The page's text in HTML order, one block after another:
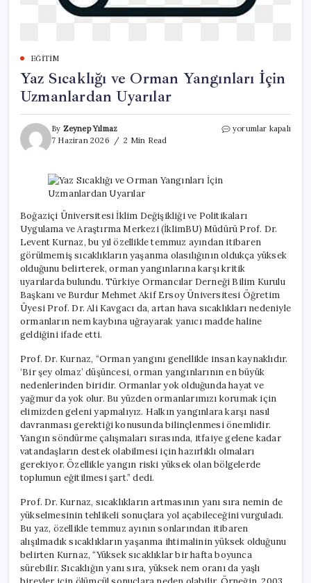
EĞITIM
Yaz Sıcaklığı ve Orman Yangınları İçin
Uzmanlardan Uyarılar
By Zeynep Yılmaz
7 Haziran 2026
2 Min Read
Yaz
Uyarılar
için
yorumlar kapalı
Boğaziçi Üniversitesi İklim Değişikliği ve Politikaları
Uygulama ve Araştırma Merkezi (İklimBU) Müdürü Prof. Dr.
Levent Kurnaz, bu yıl özellikle temmuz ayından itibaren
görülmemiş sıcaklıkların yaşanma olasılığının oldukça yüksek
olduğunu belirterek, orman yangınlarına karşı kritik
uyarılarda bulundu. Türkiye Ormancılar Derneği Bilim Kurulu
Başkanı ve Burdur Mehmet Akif Ersoy Üniversitesi Öğretim
Üyesi Prof. Dr. Ali Kavgacı da, artan hava sıcaklıkları nedeniyle
ormanların nem kaybına uğrayarak yanıcı madde haline
geldiğini ifade etti.
Prof. Dr. Kurnaz, “Orman yangını genellikle insan kaynaklıdır.
‘Bir şey olmaz’ düşüncesi, orman yangınlarının en büyük
nedenlerinden biridir. Ormanlar yok olduğunda hayat ve
yağmur da yok olur. Bu yüzden ormanlarımızı korumak için
elimizden geleni yapmalıyız. Halkın yangınlara karşı nasıl
davranması gerektiği konusunda bilinçlenmesi önemlidir.
Yangın söndürme çalışmaları sırasında, itfaiye gelene kadar
vatandaşların destek olabilmesi için hazırlıklı olmaları
gerekiyor. Özellikle yangın riski yüksek olan bölgelerde
toplumun eğitilmesi şart.” dedi.
Prof. Dr. Kurnaz, sıcaklıkların artmasının yanı sıra nemin de
yükselmesinin tehlikeli sonuçlara yol açabileceğini vurguladı.
Bu yaz, özellikle temmuz ayının sonlarından itibaren
alışılmadık sıcaklıkların yaşanma ihtimalinin yüksek olduğunu
belirten Kurnaz, “Yüksek sıcaklıklar bir hafta boyunca
sürebilir. Sıcaklığın yanı sıra, yüksek nem oranı da yaşlı